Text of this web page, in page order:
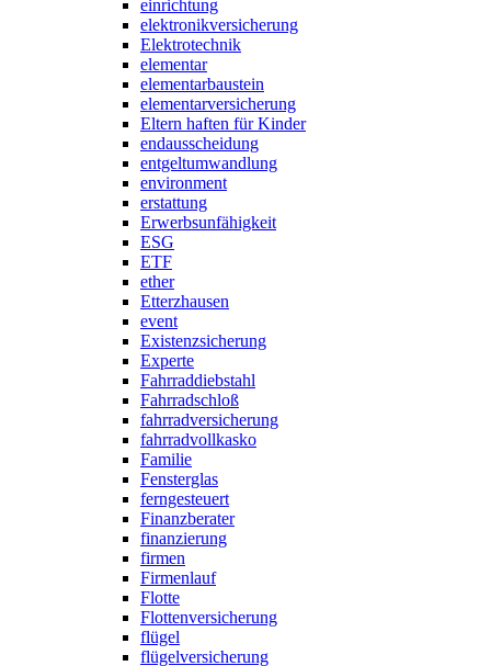
einrichtung
elektronikversicherung
Elektrotechnik
elementar
elementarbaustein
elementarversicherung
Eltern haften für Kinder
endausscheidung
entgeltumwandlung
environment
erstattung
Erwerbsunfähigkeit
ESG
ETF
ether
Etterzhausen
event
Existenzsicherung
Experte
Fahrraddiebstahl
Fahrradschloß
fahrradversicherung
fahrradvollkasko
Familie
Fensterglas
ferngesteuert
Finanzberater
finanzierung
firmen
Firmenlauf
Flotte
Flottenversicherung
flügel
flügelversicherung